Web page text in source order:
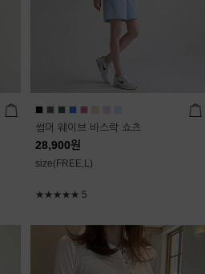
썸머 웨이브 바스락 쇼츠
28,900원
size(FREE,L)
★★★★★ 5